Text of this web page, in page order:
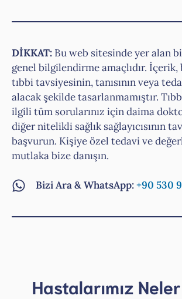
DİKKAT: Bu web sitesinde yer alan
genel bilgilendirme amaçlıdır.
tıbbi tavsiyesinin, tanısının veya
alacak şekilde tasarlanmamıştır.
ilgili tüm sorularınız için daima
diğer nitelikli sağlık sağlayıcısının
başvurun. Kişiye özel tedavi ve
mutlaka bize danışın.
Bizi Ara & WhatsApp:+90 530
Hastalarımız